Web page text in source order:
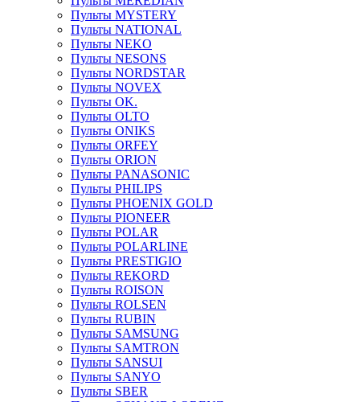
Пульты MYSTERY
Пульты NATIONAL
Пульты NEKO
Пульты NESONS
Пульты NORDSTAR
Пульты NOVEX
Пульты OK.
Пульты OLTO
Пульты ONIKS
Пульты ORFEY
Пульты ORION
Пульты PANASONIC
Пульты PHILIPS
Пульты PHOENIX GOLD
Пульты PIONEER
Пульты POLAR
Пульты POLARLINE
Пульты PRESTIGIO
Пульты REKORD
Пульты ROISON
Пульты ROLSEN
Пульты RUBIN
Пульты SAMSUNG
Пульты SAMTRON
Пульты SANSUI
Пульты SANYO
Пульты SBER